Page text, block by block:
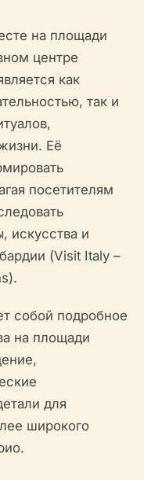
на площади
центре
как
так и
Её
посетителям
искусства и
(Visit Italy –
собой подробное
на площади
для
широкого